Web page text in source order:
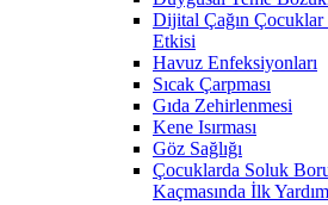
Dijital Çağın
Etkisi
Havuz Enfeksiyonları
Sıcak Çarpması
Gıda Zehirlenmesi
Kene Isırması
Göz Sağlığı
Çocuklarda Soluk
Kaçmasında İlk Yardım